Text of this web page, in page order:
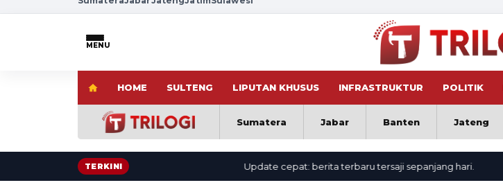
MENU
HOME SULTENG LIPUTAN KHUSUS INFRASTRUKTUR POLITIK
Sumatera Jabar Banten Jateng
TERKINI Update cepat: berita terbaru tersaji sepanjang hari.